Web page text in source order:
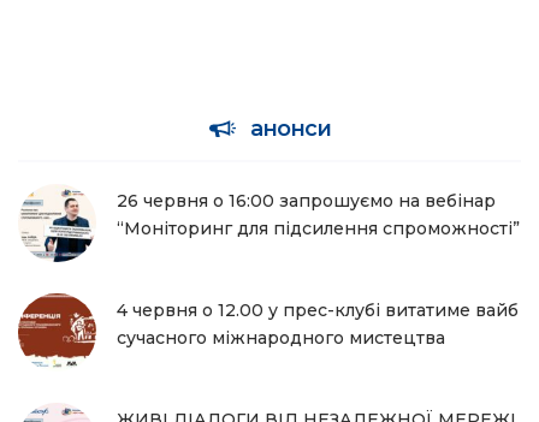
анонси
26 червня о 16:00 запрошуємо на вебінар
“Моніторинг для підсилення спроможності”
4 червня о 12.00 у прес-клубі витатиме вайб
сучасного міжнародного мистецтва